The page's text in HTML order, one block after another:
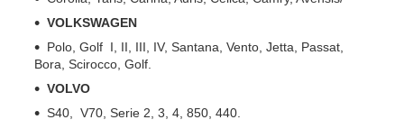
VOLKSWAGEN
Polo, Golf I, II, III, IV, Santana, Vento, Jetta, Passat,
Bora, Scirocco, Golf.
VOLVO
S40, V70, Serie 2, 3, 4, 850, 440.